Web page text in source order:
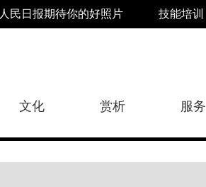
人民日报期待你的好照片 技能培训
文化 赏析 服务